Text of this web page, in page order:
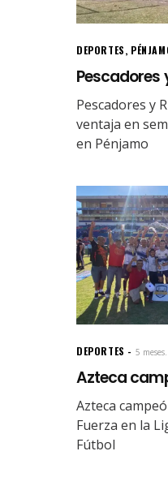
DEPORTES,
Pescadores
Pescadores y
ventaja en
en Pénjamo
DEPORTES 5 meses.
Azteca
Azteca
Fuerza en la
Fútbol